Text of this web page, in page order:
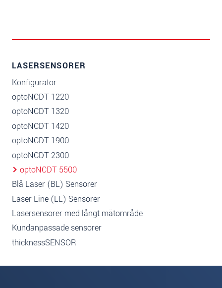
LASERSENSORER
Konfigurator
optoNCDT 1220
optoNCDT 1320
optoNCDT 1420
optoNCDT 1900
optoNCDT 2300
optoNCDT 5500
Blå Laser (BL) Sensorer
Laser Line (LL) Sensorer
Lasersensorer med långt mätområde
Kundanpassade sensorer
thicknessSENSOR